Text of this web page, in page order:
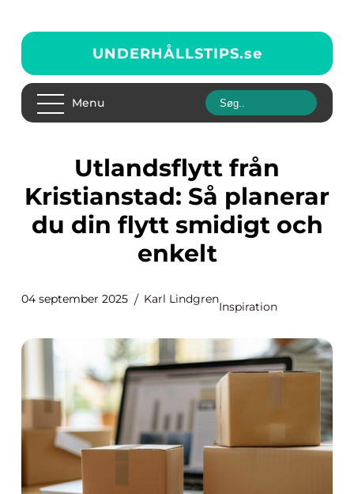
UNDERHÅLLSTIPS.se
Menu
Utlandsflytt från
Kristianstad: Så planerar
du din flytt smidigt och
enkelt
04 september 2025 Karl Lindgren
Inspiration